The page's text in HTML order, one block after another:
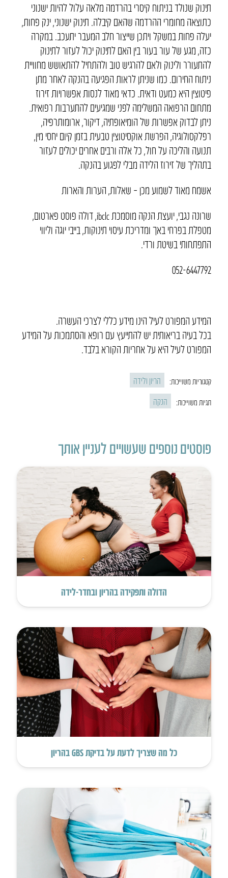
תינוק שנולד בניתוח קיסרי בהרדמה מלאה עלול להיות ישנוני
כתוצאה מחומרי ההרדמה שהאם קיבלה. תינוק ישנוני, ינק פחות,
יעלה פחות במשקל ויתכן שייצור חלב המעבר יתעכב. במקרה
כזה, מגע של עור בעור בין האם לתינוק יכול לעזור לתינוק
להתעורר ולינוק ולאם להרגיש טוב ולהתחיל להתאושש מחוויית
ניתוח החירום. כמו שניתן לראות הפגיעה בהנקה לאחר מתן
פיטוצין היא כמעט ודאית. כדאי מאוד לנסות אפשרויות זירוז
מתחום הרפואה המשלימה לפני שמגיעים להתערבות רפואית.
ניתן לבדוק אפשרות של הומיאופתיה, דיקור, ארומותרפיה,
רפלקסולוגיה, הפרשת אוקסיטוצין טבעית בזמן קיום יחסי מין,
תנועה והליכה על חול, כל אלה ורבים אחרים יכולים לעזור
בתהליך של זירוז הלידה מבלי לפגוע בהנקה.
אשמח מאוד לשמוע מכן – שאלות, הערות והארות
שרונה נגבי, יועצת הנקה מוסמכת ibclc, דולה פוסט פארטום,
מטפלת בפרחי באך ומדריכת עיסוי תינוקות, בייבי יוגה וליווי
התפתחותי בשיטת ורדי.
052-6447792
המידע המפורט לעיל הינו מידע כללי לצרכי העשרה.
בכל בעיה בריאותית יש להתייעץ עם רופא והסתמכות על המידע
המפורט לעיל היא על אחריות הקורא בלבד.
קטגוריות משוייכות: הריון ולידה
תגיות משוייכות: הנקה
פוסטים נוספים שעשויים לעניין אותך
הדולה ותפקידה בהריון ובחדר-לידה
כל מה שצריך לדעת על בדיקת GBS בהריון